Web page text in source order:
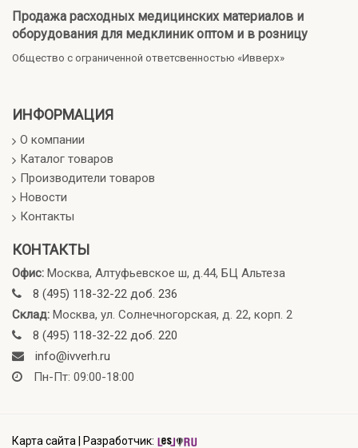
Продажа расходных медицинских материалов и
оборудования для медклиник оптом и в розницу
Общество с ограниченной ответсвенностью «Ивверх»
ИНФОРМАЦИЯ
О компании
Каталог товаров
Производители товаров
Новости
Контакты
КОНТАКТЫ
Офис: Москва, Алтуфьевское ш, д.44, БЦ Альтеза
8 (495) 118-32-22 доб. 236
Склад: Москва, ул. Солнечногорская, д. 22, корп. 2
8 (495) 118-32-22 доб. 220
info@ivverh.ru
Пн-Пт: 09:00-18:00
Карта сайта Разработчик: